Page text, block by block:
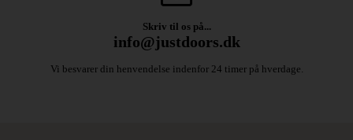
Skriv til os på...
info@justdoors.dk
Vi besvarer din henvendelse indenfor 24 timer på hverdage.